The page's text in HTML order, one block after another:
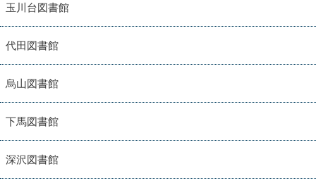
玉川台図書館
代田図書館
烏山図書館
下馬図書館
深沢図書館